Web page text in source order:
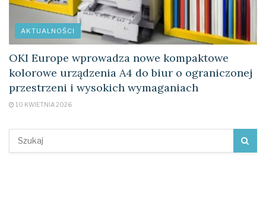
AKTUALNOŚCI
OKI Europe wprowadza nowe kompaktowe
kolorowe urządzenia A4 do biur o ograniczonej
przestrzeni i wysokich wymaganiach
10 KWIETNIA 2026